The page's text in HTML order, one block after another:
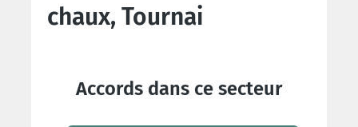
chaux, Tournai
Accords dans ce secteur